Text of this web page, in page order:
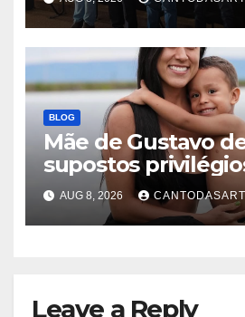
pelo Presidente
BLOG
Mãe de Gustavo
supostos
menino na prisão:
tratado como um
AUG 8, 2026
Leave a Reply